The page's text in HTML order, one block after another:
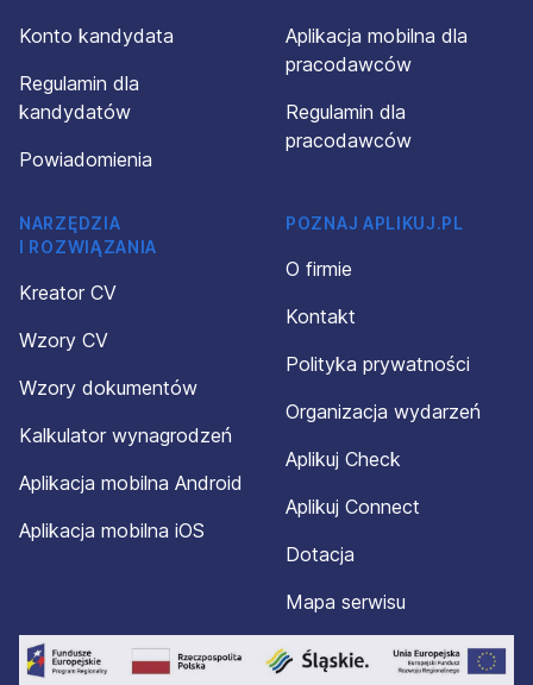
Konto kandydata
Regulamin dla
kandydatów
Powiadomienia
Aplikacja mobilna dla
pracodawców
Regulamin dla
pracodawców
NARZĘDZIA
I ROZWIĄZANIA
Kreator CV
Wzory CV
Wzory dokumentów
Kalkulator wynagrodzeń
Aplikacja mobilna Android
Aplikacja mobilna iOS
POZNAJ APLIKUJ.PL
O firmie
Kontakt
Polityka prywatności
Organizacja wydarzeń
Aplikuj Check
Aplikuj Connect
Dotacja
Mapa serwisu